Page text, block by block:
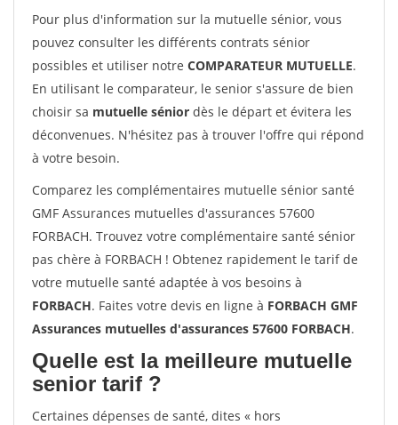
Pour plus d'information sur la mutuelle sénior, vous
pouvez consulter les différents contrats sénior
possibles et utiliser notre COMPARATEUR MUTUELLE.
En utilisant le comparateur, le senior s'assure de bien
choisir sa mutuelle sénior dès le départ et évitera les
déconvenues. N'hésitez pas à trouver l'offre qui répond
à votre besoin.
Comparez les complémentaires mutuelle sénior santé
GMF Assurances mutuelles d'assurances 57600
FORBACH. Trouvez votre complémentaire santé sénior
pas chère à FORBACH ! Obtenez rapidement le tarif de
votre mutuelle santé adaptée à vos besoins à
FORBACH. Faites votre devis en ligne à FORBACH GMF
Assurances mutuelles d'assurances 57600 FORBACH.
Quelle est la meilleure mutuelle
senior tarif ?
Certaines dépenses de santé, dites « hors